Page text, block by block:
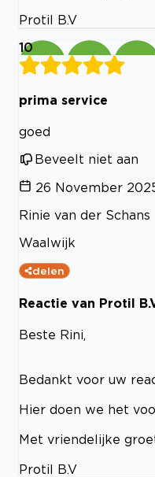
Protil B.V
10
prima service
goed
Beveelt niet aan
26 November
Rinie van der Schans
Waalwijk
delen
Reactie van Protil
Beste Rini,
Bedankt voor uw
Hier doen we het
Met vriendelijke
Protil B.V